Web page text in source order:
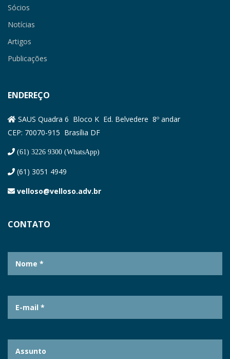
Sócios
Notícias
Artigos
Publicações
ENDEREÇO
SAUS Quadra 6 Bloco K Ed. Belvedere 8º andar
CEP: 70070-915 Brasília DF
(61) 3226 9300 (WhatsApp)
(61) 3051 4949
velloso@velloso.adv.br
CONTATO